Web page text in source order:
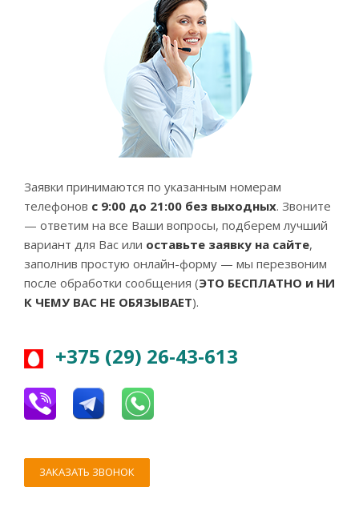
Заявки принимаются по указанным номерам
телефонов с 9:00 до 21:00 без выходных. Звоните
— ответим на все Ваши вопросы, подберем лучший
вариант для Вас или оставьте заявку на сайте,
заполнив простую онлайн-форму — мы перезвоним
после обработки сообщения (ЭТО БЕСПЛАТНО и НИ
К ЧЕМУ ВАС НЕ ОБЯЗЫВАЕТ).
+375 (29) 26-43-613
ЗАКАЗАТЬ ЗВОНОК